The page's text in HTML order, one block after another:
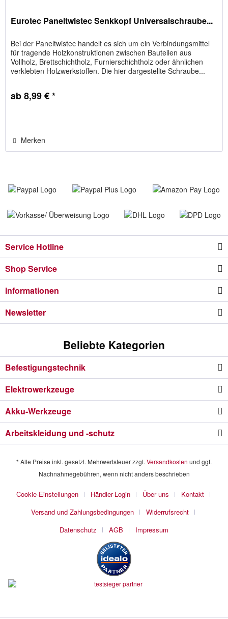
Eurotec Paneltwistec Senkkopf Universalschraube...
Bei der Paneltwistec handelt es sich um ein Verbindungsmittel
für tragende Holzkonstruktionen zwischen Bauteilen aus
Vollholz, Brettschichtholz, Furnierschichtholz oder ähnlichen
verklebten Holzwerkstoffen. Die hier dargestellte Schraube...
ab 8,99 € *
Merken
Service Hotline
Shop Service
Informationen
Newsletter
Beliebte Kategorien
Befestigungstechnik
Elektrowerkzeuge
Akku-Werkzeuge
Arbeitskleidung und -schutz
* Alle Preise inkl. gesetzl. Mehrwertsteuer zzgl. Versandkosten und ggf.
Nachnahmegebühren, wenn nicht anders beschrieben
Cookie-Einstellungen Händler-Login Über uns
Kontakt
Versand und Zahlungsbedingungen
Widerrufsrecht
Datenschutz
AGB Impressum